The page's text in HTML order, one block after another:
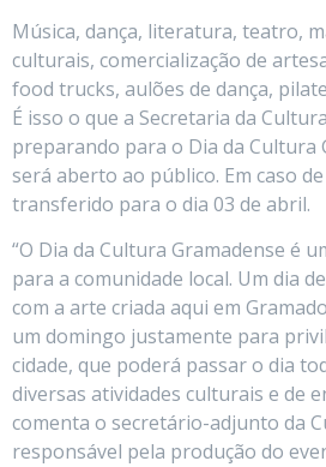
Música, dança, literatura, teatro,
culturais, comercialização de
food trucks, aulões de dança,
É isso o que a Secretaria da
preparando para o Dia da Cultura
será aberto ao público. Em caso
transferido para o dia 03 de abril.
“O Dia da Cultura Gramadense é
para a comunidade local. Um dia
com a arte criada aqui em
um domingo justamente para
cidade, que poderá passar o dia
diversas atividades culturais e de
comenta o secretário-adjunto da
responsável pela produção do